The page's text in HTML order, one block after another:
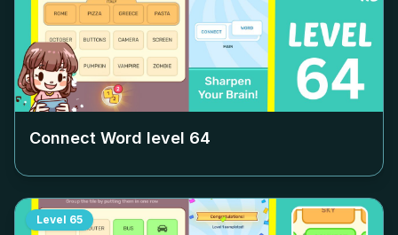
Connect Word level 64
Level 65